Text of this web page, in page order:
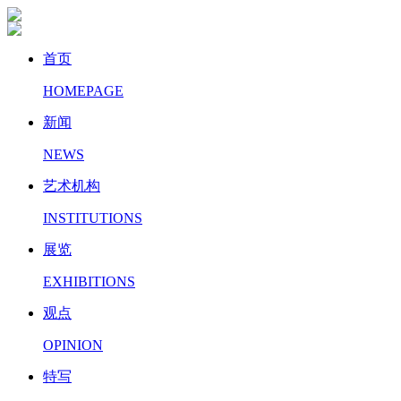
首页
HOMEPAGE
新闻
NEWS
艺术机构
INSTITUTIONS
展览
EXHIBITIONS
观点
OPINION
特写